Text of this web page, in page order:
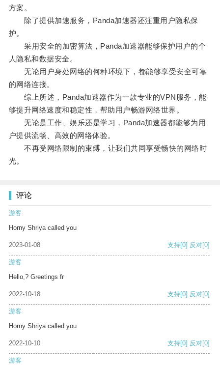
方案。
除了提供加速服务，Panda加速器还注重用户隐私保
护。
采用安全的加密算法，Panda加速器能够保护用户的个
人隐私和数据安全。
无论用户身处网络的何种环境下，都能够享受安全可靠
的网络连接。
综上所述，Panda加速器作为一款专业的VPN服务，能
够提升网络速度和稳定性，帮助用户畅游网络世界。
无论是工作、娱乐还是学习，Panda加速器都能够为用
户提供流畅、高效的网络体验。
不再受网络限制的束缚，让我们共同享受畅快的网络时
光。
评论
游客
Horny Shriya called you
2023-01-08 支持[0] 反对[0]
游客
Hello,? Greetings fr
2022-10-18 支持[0] 反对[0]
游客
Horny Shriya called you
2022-10-10 支持[0] 反对[0]
游客